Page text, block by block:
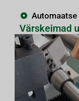
Automaatse
Värskeimad